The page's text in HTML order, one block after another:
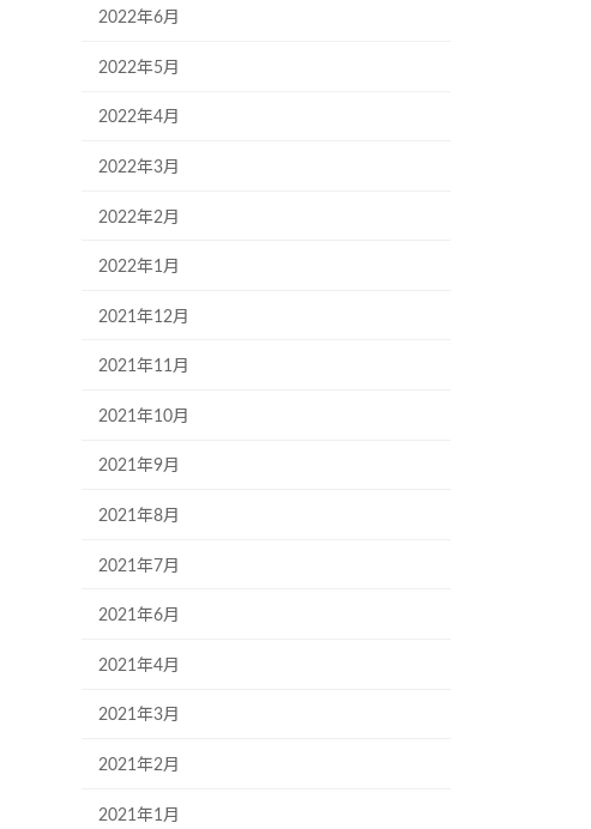
2022年6月
2022年5月
2022年4月
2022年3月
2022年2月
2022年1月
2021年12月
2021年11月
2021年10月
2021年9月
2021年8月
2021年7月
2021年6月
2021年4月
2021年3月
2021年2月
2021年1月